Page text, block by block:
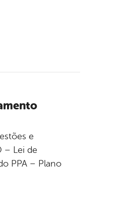
e
– Lei de
PPA – Plano